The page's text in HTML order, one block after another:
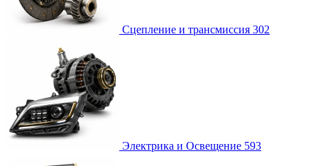
Сцепление и трансмиссия 302
Электрика и Освещение 593